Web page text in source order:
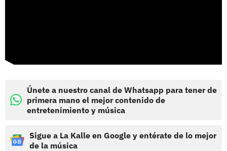
Únete a nuestro canal de Whatsapp para tener de
primera mano el mejor contenido de
entretenimiento y música
Sigue a La Kalle en Google y entérate de lo mejor
de la música